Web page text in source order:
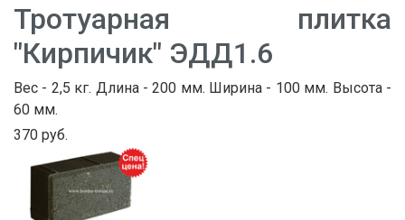
Тротуарная плитка
"Кирпичик" ЭДД1.6
Вес - 2,5 кг. Длина - 200 мм. Ширина - 100 мм. Высота -
60 мм.
370 руб.